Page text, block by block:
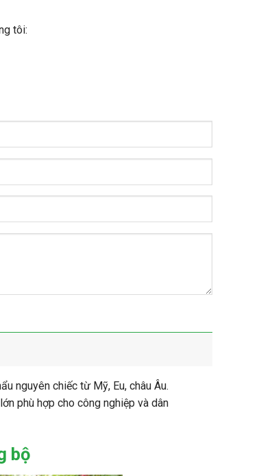
tôi:
nguyên chiếc từ Mỹ, Eu, châu Âu.
phù hợp cho công nghiệp và dân
bộ